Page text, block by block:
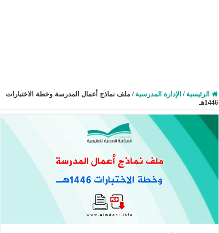
الرئيسية / الإدارة المدرسية / ملف نماذج أعمال المدرسة وخطة الاختبارات
1446هـ